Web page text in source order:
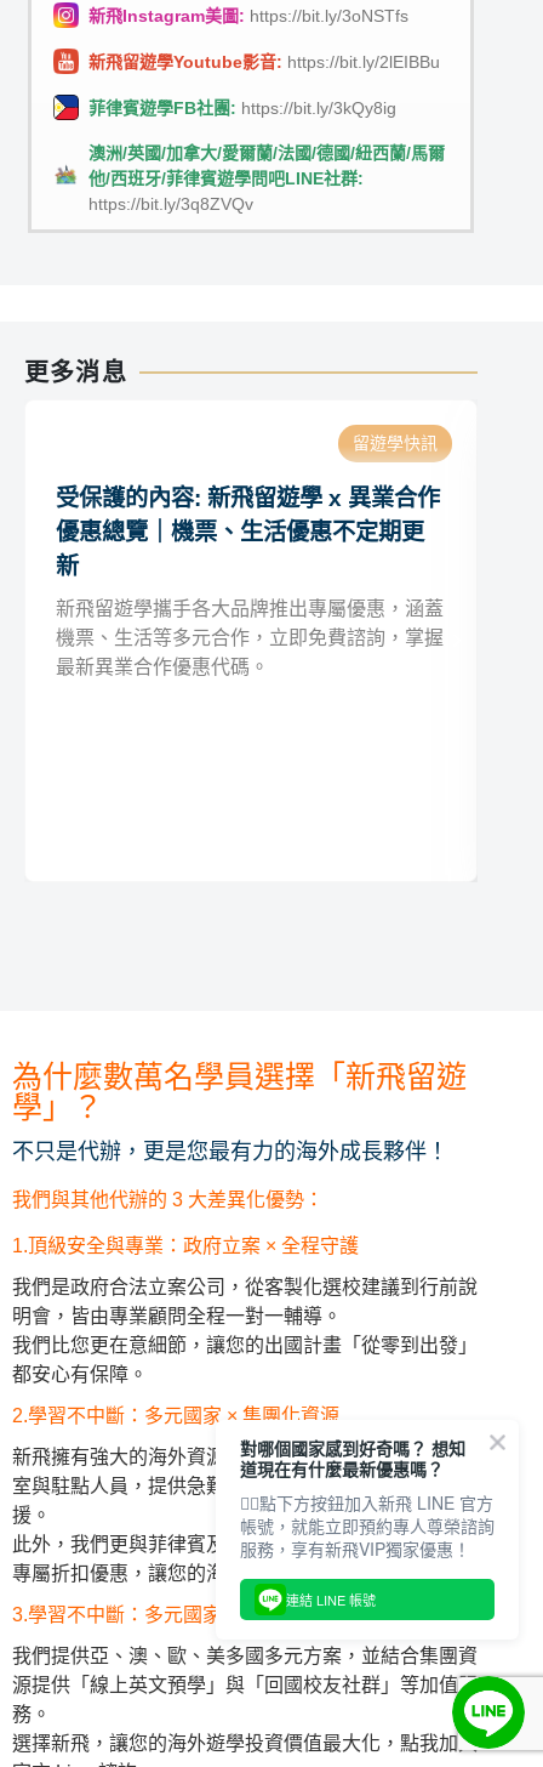
新飛Instagram美圖: https://bit.ly/3oNSTfs
新飛留遊學Youtube影音: https://bit.ly/2lEIBBu
菲律賓遊學FB社團: https://bit.ly/3kQy8ig
澳洲/英國/加拿大/愛爾蘭/法國/德國/紐西蘭/馬爾
他/西班牙/菲律賓遊學問吧LINE社群:
https://bit.ly/3q8ZVQv
更多消息
留遊學快訊
受保護的內容: 新飛留遊學 x 異業合作
優惠總覽｜機票、生活優惠不定期更
新
新飛留遊學攜手各大品牌推出專屬優惠，涵蓋
機票、生活等多元合作，立即免費諮詢，掌握
最新異業合作優惠代碼。
為什麼數萬名學員選擇「新飛留遊
學」？
不只是代辦，更是您最有力的海外成長夥伴！
我們與其他代辦的 3 大差異化優勢：
1.頂級安全與專業：政府立案 × 全程守護
我們是政府合法立案公司，從客製化選校建議到行前說
明會，皆由專業顧問全程一對一輔導。
我們比您更在意細節，讓您的出國計畫「從零到出發」
都安心有保障。
2.學習不中斷：多元國家 × 集團化資源
新飛擁有強大的海外資源整合！在菲律賓設有專屬辦公
室與駐點人員，提供急難救助、行李寄放甚至生活支
援。
此外，我們更與菲律賓及馬來西亞百家商店合作，提供
專屬折扣優惠，讓您的海外生活省心又划算。
3.學習不中斷：多元國家 × 集團化資源
我們提供亞、澳、歐、美多國多元方案，並結合集團資
源提供「線上英文預學」與「回國校友社群」等加值服
務。
選擇新飛，讓您的海外遊學投資價值最大化，點我加入
對哪個國家感到好奇嗎？ 想知
道現在有什麼最新優惠嗎？
👇🏻點下方按鈕加入新飛 LINE 官方
帳號，就能立即預約專人尊榮諮詢
服務，享有新飛VIP獨家優惠！
連結 LINE 帳號